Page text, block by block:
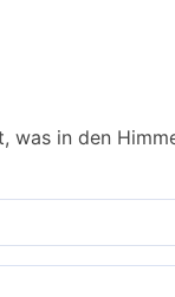
was in den